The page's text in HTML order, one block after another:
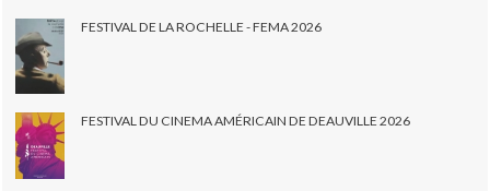
FESTIVAL DE LA ROCHELLE - FEMA 2026
FESTIVAL DU CINEMA AMÉRICAIN DE DEAUVILLE 2026